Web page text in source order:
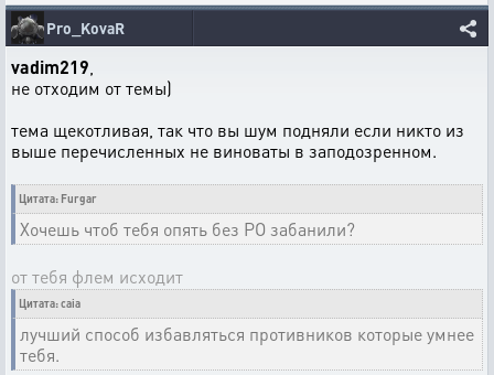
Pro_KovaR
vadim219
не отходим от темы)
тема щекотливая, так что вы шум подняли если никто из
выше перечисленных не виноваты в заподозренном.
Цитата: Furgar
Хочешь чтоб тебя опять без РО забанили?
от тебя флем исходит
Цитата: caia
лучший способ избавляться противников которые умнее
тебя.